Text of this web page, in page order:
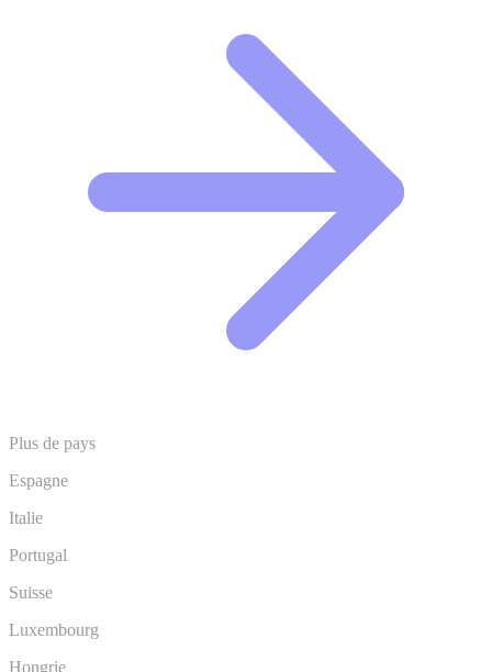
Plus de pays
Espagne
Italie
Portugal
Suisse
Luxembourg
Hongrie